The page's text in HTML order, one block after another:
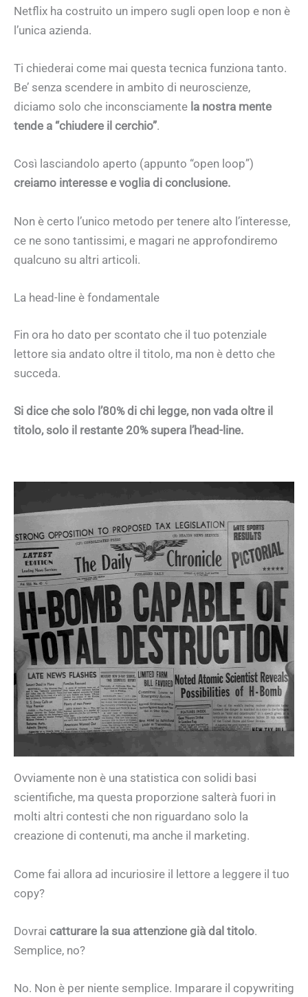
Netflix ha costruito un impero sugli open loop e non è
l’unica azienda.
Ti chiederai come mai questa tecnica funziona tanto.
Be’ senza scendere in ambito di neuroscienze,
diciamo solo che inconsciamente la nostra mente
tende a “chiudere il cerchio”.
Così lasciandolo aperto (appunto “open loop”)
creiamo interesse e voglia di conclusione.
Non è certo l’unico metodo per tenere alto l’interesse,
ce ne sono tantissimi, e magari ne approfondiremo
qualcuno su altri articoli.
La head-line è fondamentale
Fin ora ho dato per scontato che il tuo potenziale
lettore sia andato oltre il titolo, ma non è detto che
succeda.
Si dice che solo l’80% di chi legge, non vada oltre il
titolo, solo il restante 20% supera l’head-line.
Ovviamente non è una statistica con solidi basi
scientifiche, ma questa proporzione salterà fuori in
molti altri contesti che non riguardano solo la
creazione di contenuti, ma anche il marketing.
Come fai allora ad incuriosire il lettore a leggere il tuo
copy?
Dovrai catturare la sua attenzione già dal titolo.
Semplice, no?
No. Non è per niente semplice. Imparare il copywriting